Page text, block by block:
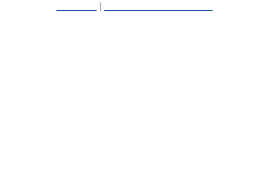
|